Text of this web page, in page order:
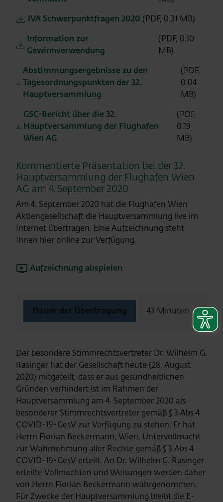
IVA Schwerpunktfragen 2020 (PDF, 0.31 MB)
Information zur
Gewinnverwendung
(PDF, 0.10
MB)
Abstimmungsergebnisse zu den
Tagesordnungspunkten der 32.
Hauptversammlung
(PDF,
0.04
MB)
GSC-Bericht über die 32.
Hauptversammlung der Flughafen
Wien AG
(PDF,
0.19
MB)
Kommentierte Präsentation bei der 32.
Hauptversammlung der Flughafen Wien
AG am 4. September 2020
Am 4. September 2020 hat die Flughafen Wien
Aktiengesellschaft die Hauptversammlung live im
Internet übertragen. Eine Aufzeichnung steht
Ihnen hier online zur Verfügung.
Aufzeichnung abspielen
Dauer der Übertragung 43 Minuten
Der besondere Stimmrechtsvertreter Dr. Wilhelm G.
Rasinger hat der Gesellschaft heute (28. August
2020) mitgeteilt, dass er aus gesundheitlichen
Gründen verhindert ist im Rahmen der
Hauptversammlung am 4. September 2020 als
besonderer Stimmrechtsvertreter gemäß § 3 Abs 4
COVID-19-GesV zur Verfügung zu stehen. Er hat
Herrn Florian Beckermann, Wien, Untervollmacht
zur Wahrnehmung aller Rechte gemäß § 3 Abs 4
COVID-19-GesV erteilt. An Dr. Wilhelm G. Rasinger
erteilte Vollmachten und Weisungen werden daher
von Herrn Florian Beckermann wahrgenommen.
Für Zwecke der Hauptversammlung bleibt die E-